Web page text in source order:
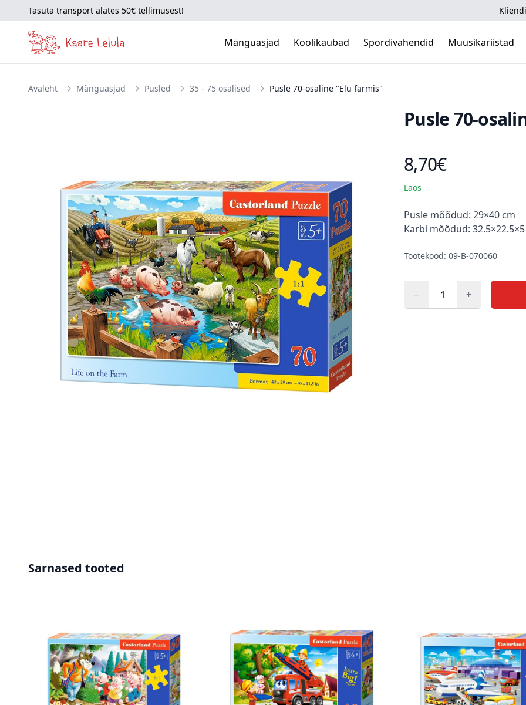
Tasuta transport alates 50€ tellimusest!
Mänguasjad Koolikaubad Spordivahendid Muusikariistad
Avaleht Mänguasjad Pusled 35 - 75 osalised Pusle 70-osaline "Elu farmis"
Pusle 70-
Toote hind
8,70€
Laos
Kirjeldus
Pusle mõõdud: 29×40 cm
Karbi mõõdud:
Tootekood: 09-B-070060
− +
Sarnased tooted